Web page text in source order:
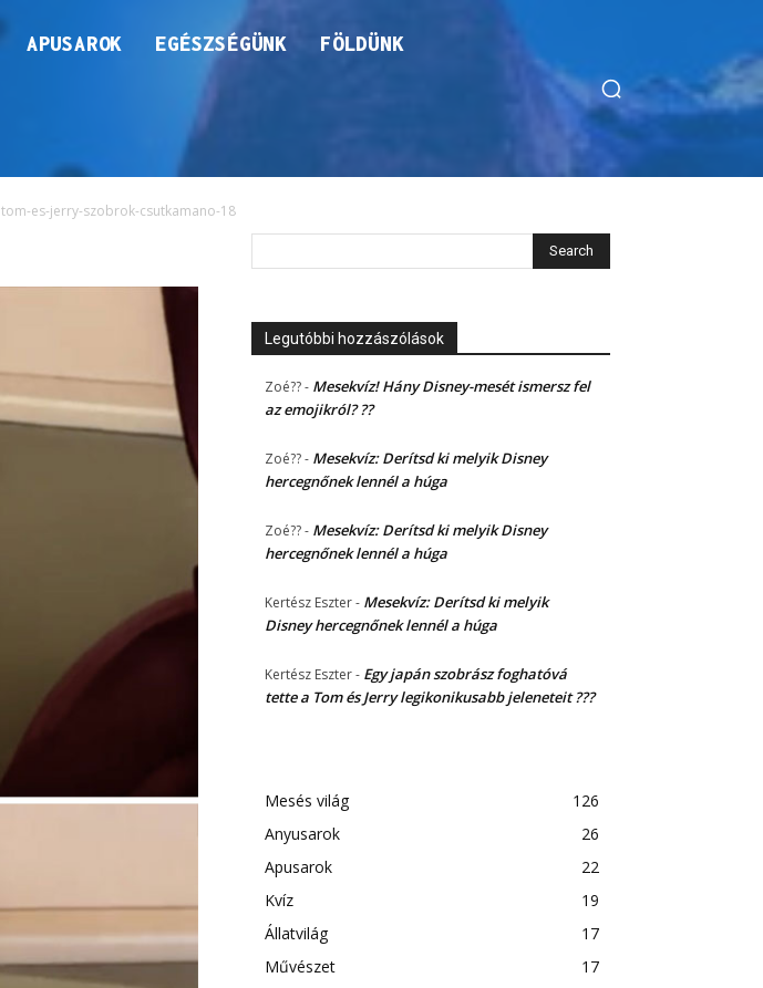
APUSAROK EGÉSZSÉGÜNK FÖLDÜNK
tom-es-jerry-szobrok-csutkamano-18
Legutóbbi hozzászólások
Zoé??- Mesekvíz! Hány Disney-mesét ismersz fel
az emojikról? ??
Zoé??- Mesekvíz: Derítsd ki melyik Disney
hercegnőnek lennél a húga
Zoé??- Mesekvíz: Derítsd ki melyik Disney
hercegnőnek lennél a húga
Kertész Eszter- Mesekvíz: Derítsd ki melyik
Disney hercegnőnek lennél a húga
Kertész Eszter- Egy japán szobrász foghatóvá
tette a Tom és Jerry legikonikusabb jeleneteit ???
Mesés világ
126
Anyusarok
26
Apusarok
22
Kvíz
19
Állatvilág
17
Művészet
17